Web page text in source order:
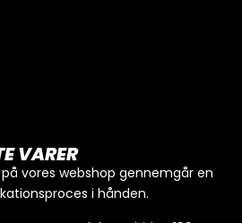
mere for gratis fragt
VARER
vores webshop gennemgår en
i hånden.